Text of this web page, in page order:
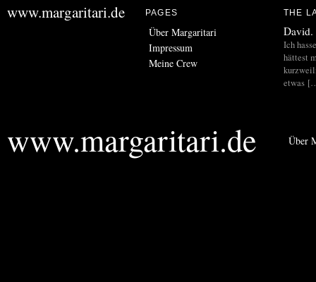
www.margaritari.de PAGES
Über Margaritari
Impressum
Meine Crew
THE
David.
Ich
hättest
etwas
www.margaritari.de Über